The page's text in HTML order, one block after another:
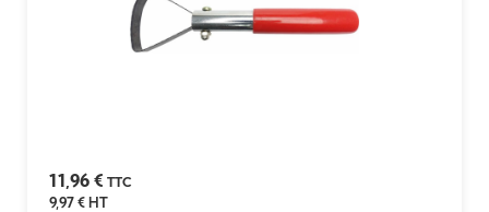
11,96 € TTC
9,97 €HT